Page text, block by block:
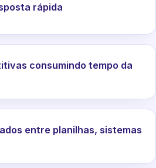
rápida
consumindo tempo da
entre planilhas, sistemas